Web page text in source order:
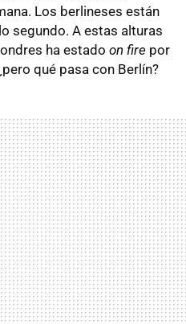
Los berlineses están
segundo. A estas alturas
ha estado on fire por
qué pasa con Berlín?